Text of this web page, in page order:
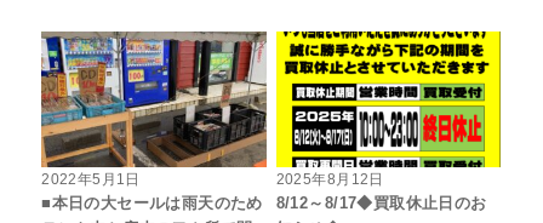
2022年5月1日
■本日の大セールは雨天のため
2025年8月12日
8/12～8/17◆買取休止日のお